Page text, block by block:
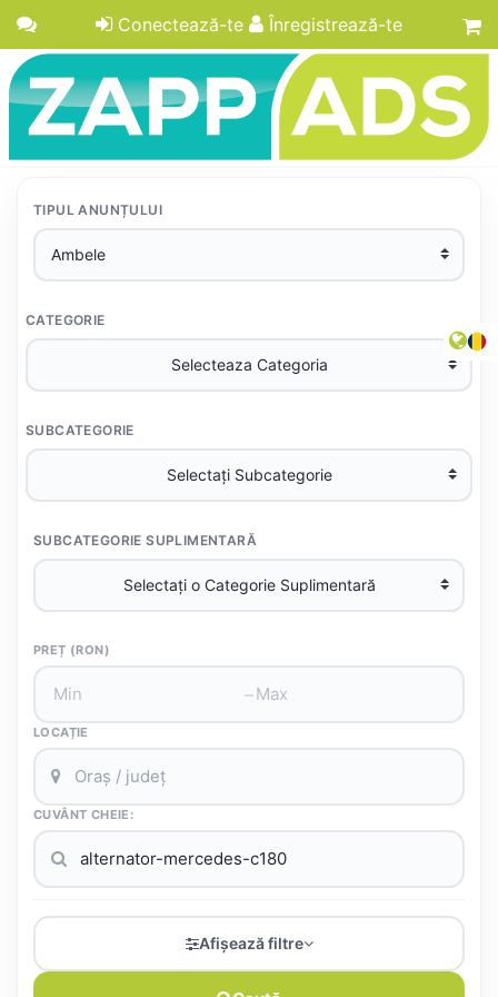
Conectează-te Înregistrează-te
TIPUL ANUNȚULUI
CATEGORIE
SUBCATEGORIE
SUBCATEGORIE SUPLIMENTARĂ
PREȚ (RON)
–
LOCAȚIE
CUVÂNT CHEIE:
Afișează filtre